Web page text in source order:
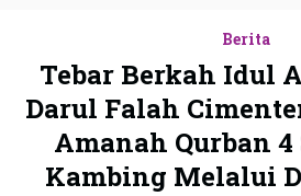
Berita
Tebar Berkah Idul
Darul Falah
Amanah Qurban 4
Kambing Melalui